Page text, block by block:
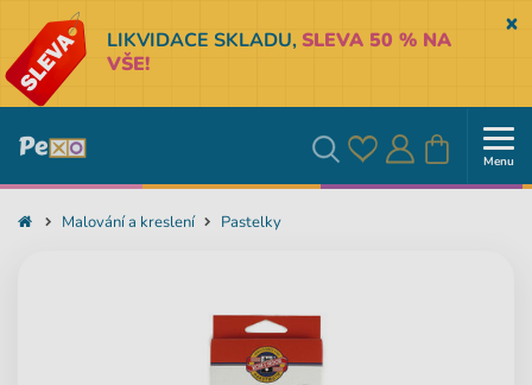
LIKVIDACE SKLADU,SLEVA 50 % NA
VŠE!
Vyhledávání
OblíbenéPřihlásit
Košík Menu
Malování a kreslení Pastelky